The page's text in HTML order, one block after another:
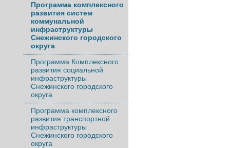
Программа комплексного
развития систем
коммунальной
инфраструктуры
Снежинского городского
округа
Программа Комплексного
развития социальной
инфраструктуры
Снежинского городского
округа
Программа комплексного
развития транспортной
инфраструктуры
Снежинского городского
округа